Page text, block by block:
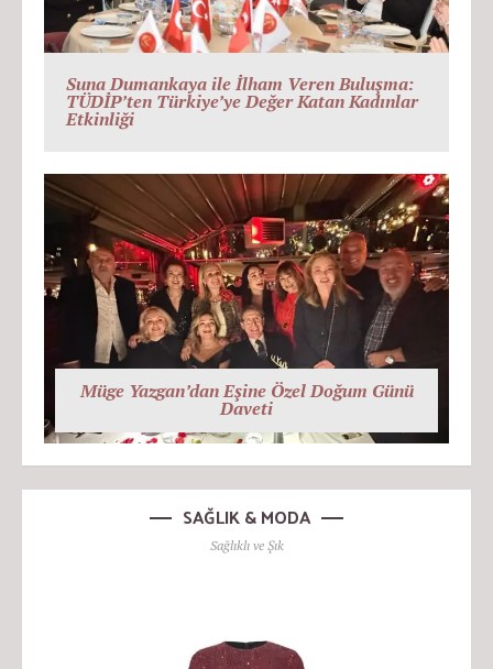
Suna Dumankaya ile İlham Veren Buluşma:
TÜDİP’ten Türkiye’ye Değer Katan Kadınlar
Etkinliği
Müge Yazgan’dan Eşine Özel Doğum Günü
Daveti
SAĞLIK & MODA
Sağlıklı ve Şık